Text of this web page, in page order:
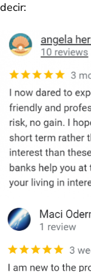
decir: